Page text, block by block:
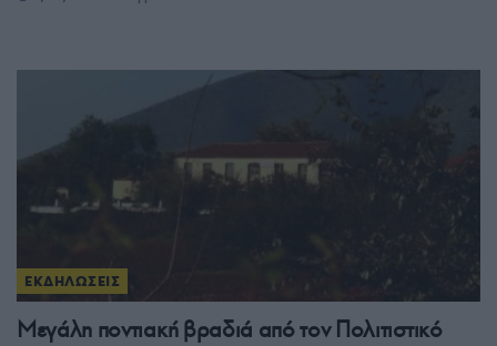
ΕΚΔΗΛΩΣΕΙΣ
Μεγάλη ποντιακή βραδιά από τον Πολιτιστικό